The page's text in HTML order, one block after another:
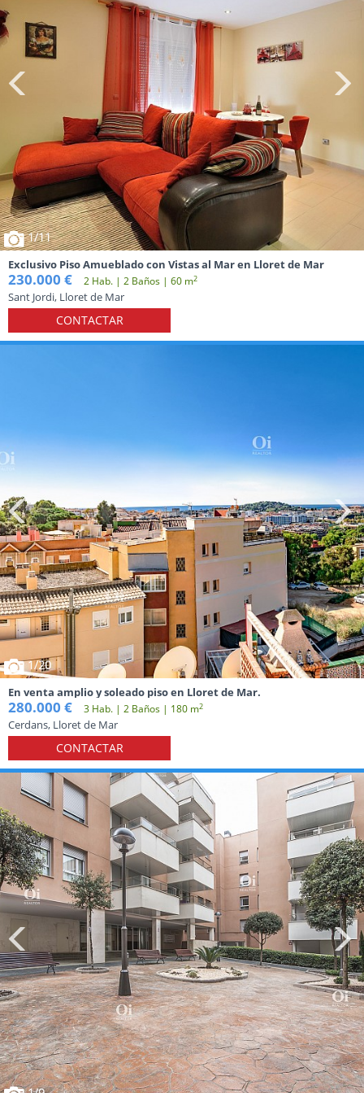
1/11
Exclusivo Piso Amueblado con Vistas al Mar en Lloret de Mar
230.000 € 2 Hab. | 2 Baños | 60 m2
Sant Jordi, Lloret de Mar
CONTACTAR
1/20
En venta amplio y soleado piso en Lloret de Mar.
280.000 € 3 Hab. | 2 Baños | 180 m2
Cerdans, Lloret de Mar
CONTACTAR